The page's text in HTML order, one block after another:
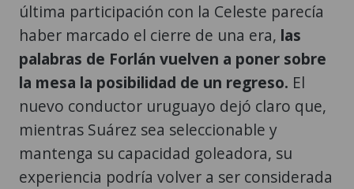
última participación con la Celeste parecía
haber marcado el cierre de una era, las
palabras de Forlán vuelven a poner sobre
la mesa la posibilidad de un regreso. El
nuevo conductor uruguayo dejó claro que,
mientras Suárez sea seleccionable y
mantenga su capacidad goleadora, su
experiencia podría volver a ser considerada